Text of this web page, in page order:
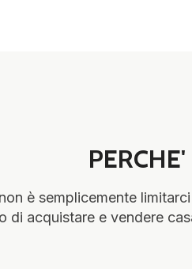
è semplicemente
di acquistare e vendere